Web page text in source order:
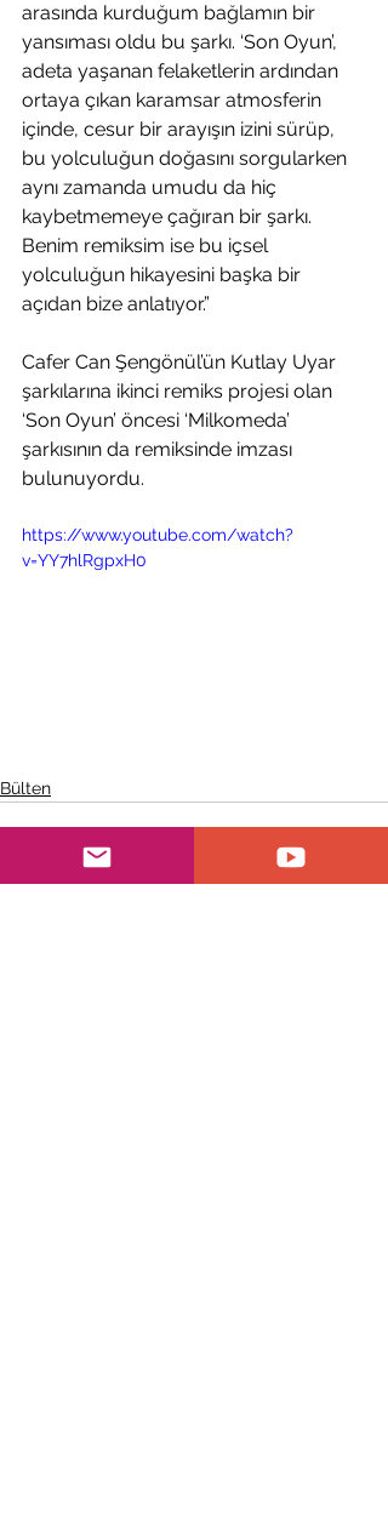
arasında kurduğum bağlamın bir
yansıması oldu bu şarkı. ‘Son Oyun’,
adeta yaşanan felaketlerin ardından
ortaya çıkan karamsar atmosferin
içinde, cesur bir arayışın izini sürüp,
bu yolculuğun doğasını sorgularken
aynı zamanda umudu da hiç
kaybetmemeye çağıran bir şarkı.
Benim remiksim ise bu içsel
yolculuğun hikayesini başka bir
açıdan bize anlatıyor.”
Cafer Can Şengönül’ün Kutlay Uyar
şarkılarına ikinci remiks projesi olan
‘Son Oyun’ öncesi ‘Milkomeda’
şarkısının da remiksinde imzası
bulunuyordu.
https://www.youtube.com/watch?
v=YY7hlRgpxH0
Bülten